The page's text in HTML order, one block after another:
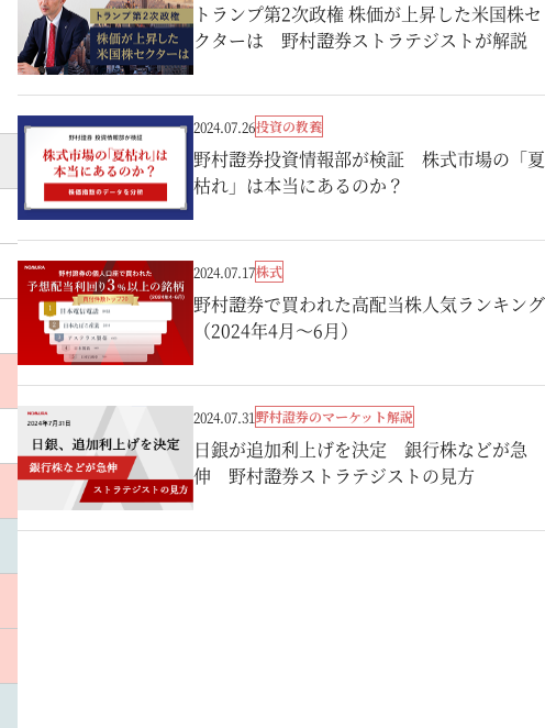
トランプ第2次政権 株価が上昇した米国株セ
クターは 野村證券ストラテジストが解説
2024.07.26投資の教養
野村證券投資情報部が検証 株式市場の「夏
枯れ」は本当にあるのか？
2024.07.17株式
野村證券で買われた高配当株人気ランキング
（2024年4月～6月）
2024.07.31野村證券のマーケット解説
日銀が追加利上げを決定 銀行株などが急
伸 野村證券ストラテジストの見方